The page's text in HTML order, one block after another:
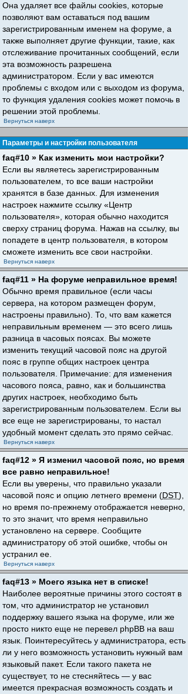
Она удаляет все файлы cookies, которые
позволяют вам оставаться под вашим
зарегистрированным именем на форуме, а
также выполняет другие функции, такие, как
отслеживание прочитанных сообщений, если
эта возможность разрешена
администратором. Если у вас имеются
проблемы с входом или с выходом из форума,
то функция удаления cookies может помочь в
решении этой проблемы.
Вернуться наверх
Параметры и настройки пользователя
faq#10 » Как изменить мои настройки?
Если вы являетесь зарегистрированным
пользователем, то все ваши настройки
хранятся в базе данных. Для изменения
настроек нажмите ссылку «Центр
пользователя», которая обычно находится
сверху страниц форума. Нажав на ссылку, вы
попадете в центр пользователя, в котором
сможете изменить все свои настройки.
Вернуться наверх
faq#11 » На форуме неправильное время!
Обычно время правильное (если часы
сервера, на котором размещен форум,
настроены правильно). То, что вам кажется
неправильным временем — это всего лишь
разница в часовых поясах. Вы можете
изменить текущий часовой пояс на другой
пояс в группе общих настроек центра
пользователя. Примечание: для изменения
часового пояса, равно, как и большинства
других настроек, необходимо быть
зарегистрированным пользователем. Если вы
все еще не зарегистрированы, то настал
удобный момент сделать это прямо сейчас.
Вернуться наверх
faq#12 » Я изменил часовой пояс, но время
все равно неправильное!
Если вы уверены, что правильно указали
часовой пояс и опцию летнего времени (DST),
но время по-прежнему отображается неверно,
то это значит, что время неправильно
установлено на сервере. Сообщите
администратору об этой ошибке, чтобы он
устранил ее.
Вернуться наверх
faq#13 » Моего языка нет в списке!
Наиболее вероятные причины этого состоят в
том, что администратор не установил
поддержку вашего языка на форуме, или же
просто никто еще не перевел phpBB на ваш
язык. Поинтересуйтесь у администратора, есть
ли у него возможность установить нужный вам
языковый пакет. Если такого пакета не
существует, то не стесняйтесь — у вас
имеется прекрасная возможность создать и